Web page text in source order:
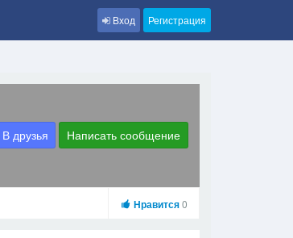
Вход Регистрация
В друзья Написать сообщение
Нравится0